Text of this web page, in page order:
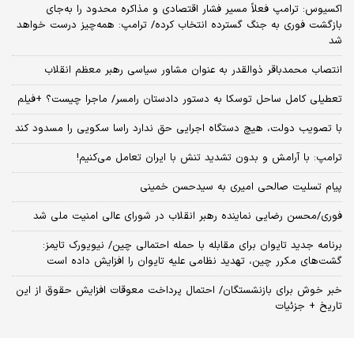
اکسیوس: ترامپ فعلاً مسیر فشار اقتصادی و مذاکره محدود را به‌جای
بازگشت فوری به جنگ گسترده انتخاب کرده/ ترامپ: همه‌چیز درست خواهد
شد
انتصاب محمدباقر ذوالقدر به عنوان مشاور سیاسی رهبر معظم انقلاب
تعطیلی کامل ساحل توسکا به دستور دادستان رامسر/ ماجرا چیست؟ +فیلم
با تصویب دولت، هیچ دستگاه اجرایی حق ندارد راسا سکویی را مسدود کند
ترامپ: با آرامش و بدون تشدید تنش با ایران تعامل می‌کنیم!
پیام تسلیت صالحی امیری به سیدحسن خمینی
فوری/محسن رضایی نماینده رهبر انقلاب در شورای عالی امنیت ملی شد
برنامه جدید تایوان برای مقابله با حمله احتمالی چین/ نیویورک تایمز:
گشت‌های مکرر چین، تهدید نظامی علیه تایوان را افزایش داده است
خبر خوش برای بازنشستگان/ احتمال پرداخت معوقات افزایش حقوق از این
تاریخ + جزئیات